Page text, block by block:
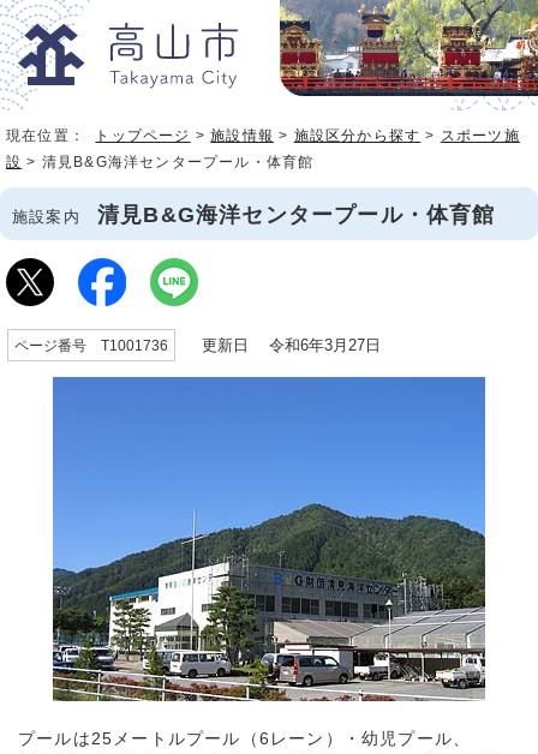
現在位置： トップページ >施設情報 > 施設区分から探す > スポーツ施
設 > 清見B&G海洋センタープール・体育館
施設案内 清見B&G海洋センタープール・体育館
ページ番号 T1001736 更新日 令和6年3月27日
プールは25メートルプール（6レーン）・幼児プール、